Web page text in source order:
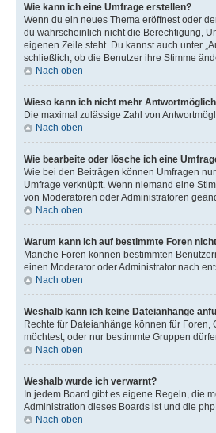
Wie kann ich eine Umfrage erstellen?
Wenn du ein neues Thema eröffnest oder
du wahrscheinlich nicht die Berechtigung,
eigenen Zeile steht. Du kannst auch unter
schließlich, ob die Benutzer ihre Stimme
Nach oben
Wieso kann ich nicht mehr
Die maximal zulässige Zahl von
Nach oben
Wie bearbeite oder lösche ich eine
Wie bei den Beiträgen können Umfragen
Umfrage verknüpft. Wenn niemand eine
von Moderatoren oder Administratoren
Nach oben
Warum kann ich auf bestimmte Foren
Manche Foren können bestimmten
einen Moderator oder Administrator nach
Nach oben
Weshalb kann ich keine Dateianhänge
Rechte für Dateianhänge können für
möchtest, oder nur bestimmte Gruppen
Nach oben
Weshalb wurde ich verwarnt?
In jedem Board gibt es eigene Regeln, die
Administration dieses Boards ist und die
Nach oben